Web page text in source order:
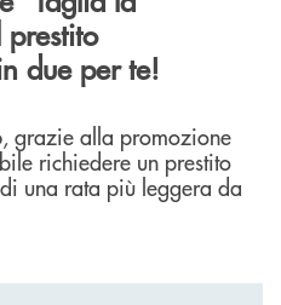
prestito
due per te!
grazie alla promozione
richiedere un prestito
una rata più leggera da